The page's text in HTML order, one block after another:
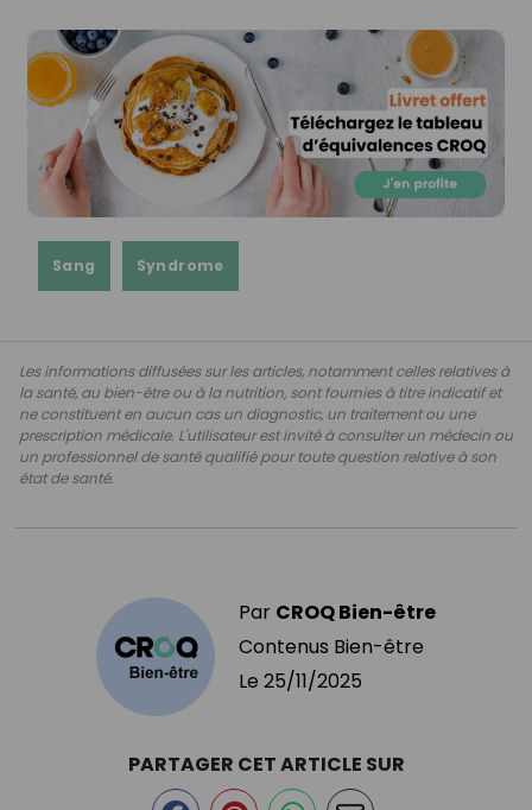
Sang Syndrome
Les informations diffusées sur les articles, notamment celles relatives à
la santé, au bien-être ou à la nutrition, sont fournies à titre indicatif et
ne constituent en aucun cas un diagnostic, un traitement ou une
prescription médicale. L'utilisateur est invité à consulter un médecin ou
un professionnel de santé qualifié pour toute question relative à son
état de santé.
Par CROQ Bien-être
Contenus Bien-être
Le 25/11/2025
PARTAGER CET ARTICLE SUR